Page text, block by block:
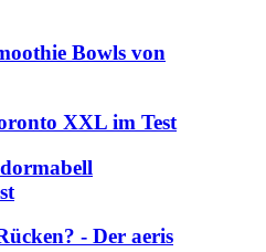
Bowls von
XXL im Test
- Der aeris